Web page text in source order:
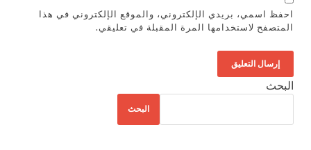
احفظ اسمي، بريدي الإلكتروني، والموقع الإلكتروني في هذا
المتصفح لاستخدامها المرة المقبلة في تعليقي.
البحث
البحث